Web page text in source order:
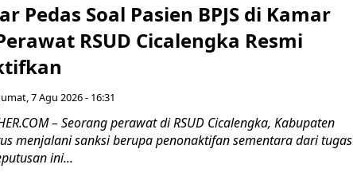
Pedas Soal Pasien BPJS di Kamar
RSUD Cicalengka Resmi
7 Agu 2026 - 16:31
– Seorang perawat di RSUD Cicalengka, Kabupaten
menjalani sanksi berupa penonaktifan sementara dari tugas
ini...